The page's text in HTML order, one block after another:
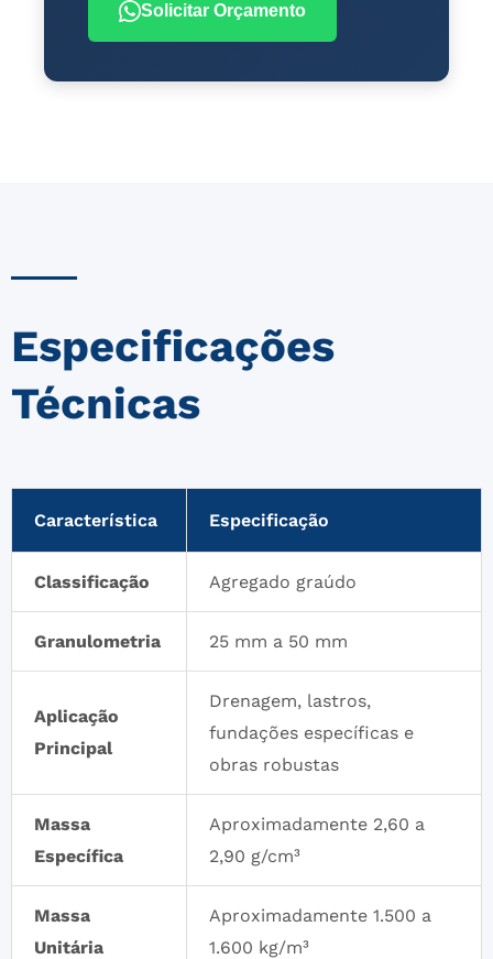
Solicitar Orçamento
Especificações
Técnicas
Característica Especificação
Classificação Agregado graúdo
Granulometria 25 mm a 50 mm
Aplicação
Principal
Drenagem, lastros,
fundações específicas e
obras robustas
Massa
Específica
Aproximadamente 2,60 a
2,90 g/cm³
Massa
Unitária
Aproximadamente 1.500 a
1.600 kg/m³